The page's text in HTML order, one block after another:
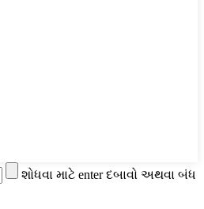
શોધવા માટે enter દબાવો અથવા બંધ